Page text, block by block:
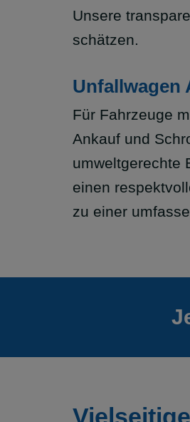
Unsere
schätzen.
Unfallwagen
Für Fahrzeuge
Ankauf und
umweltgerechte
einen
zu einer